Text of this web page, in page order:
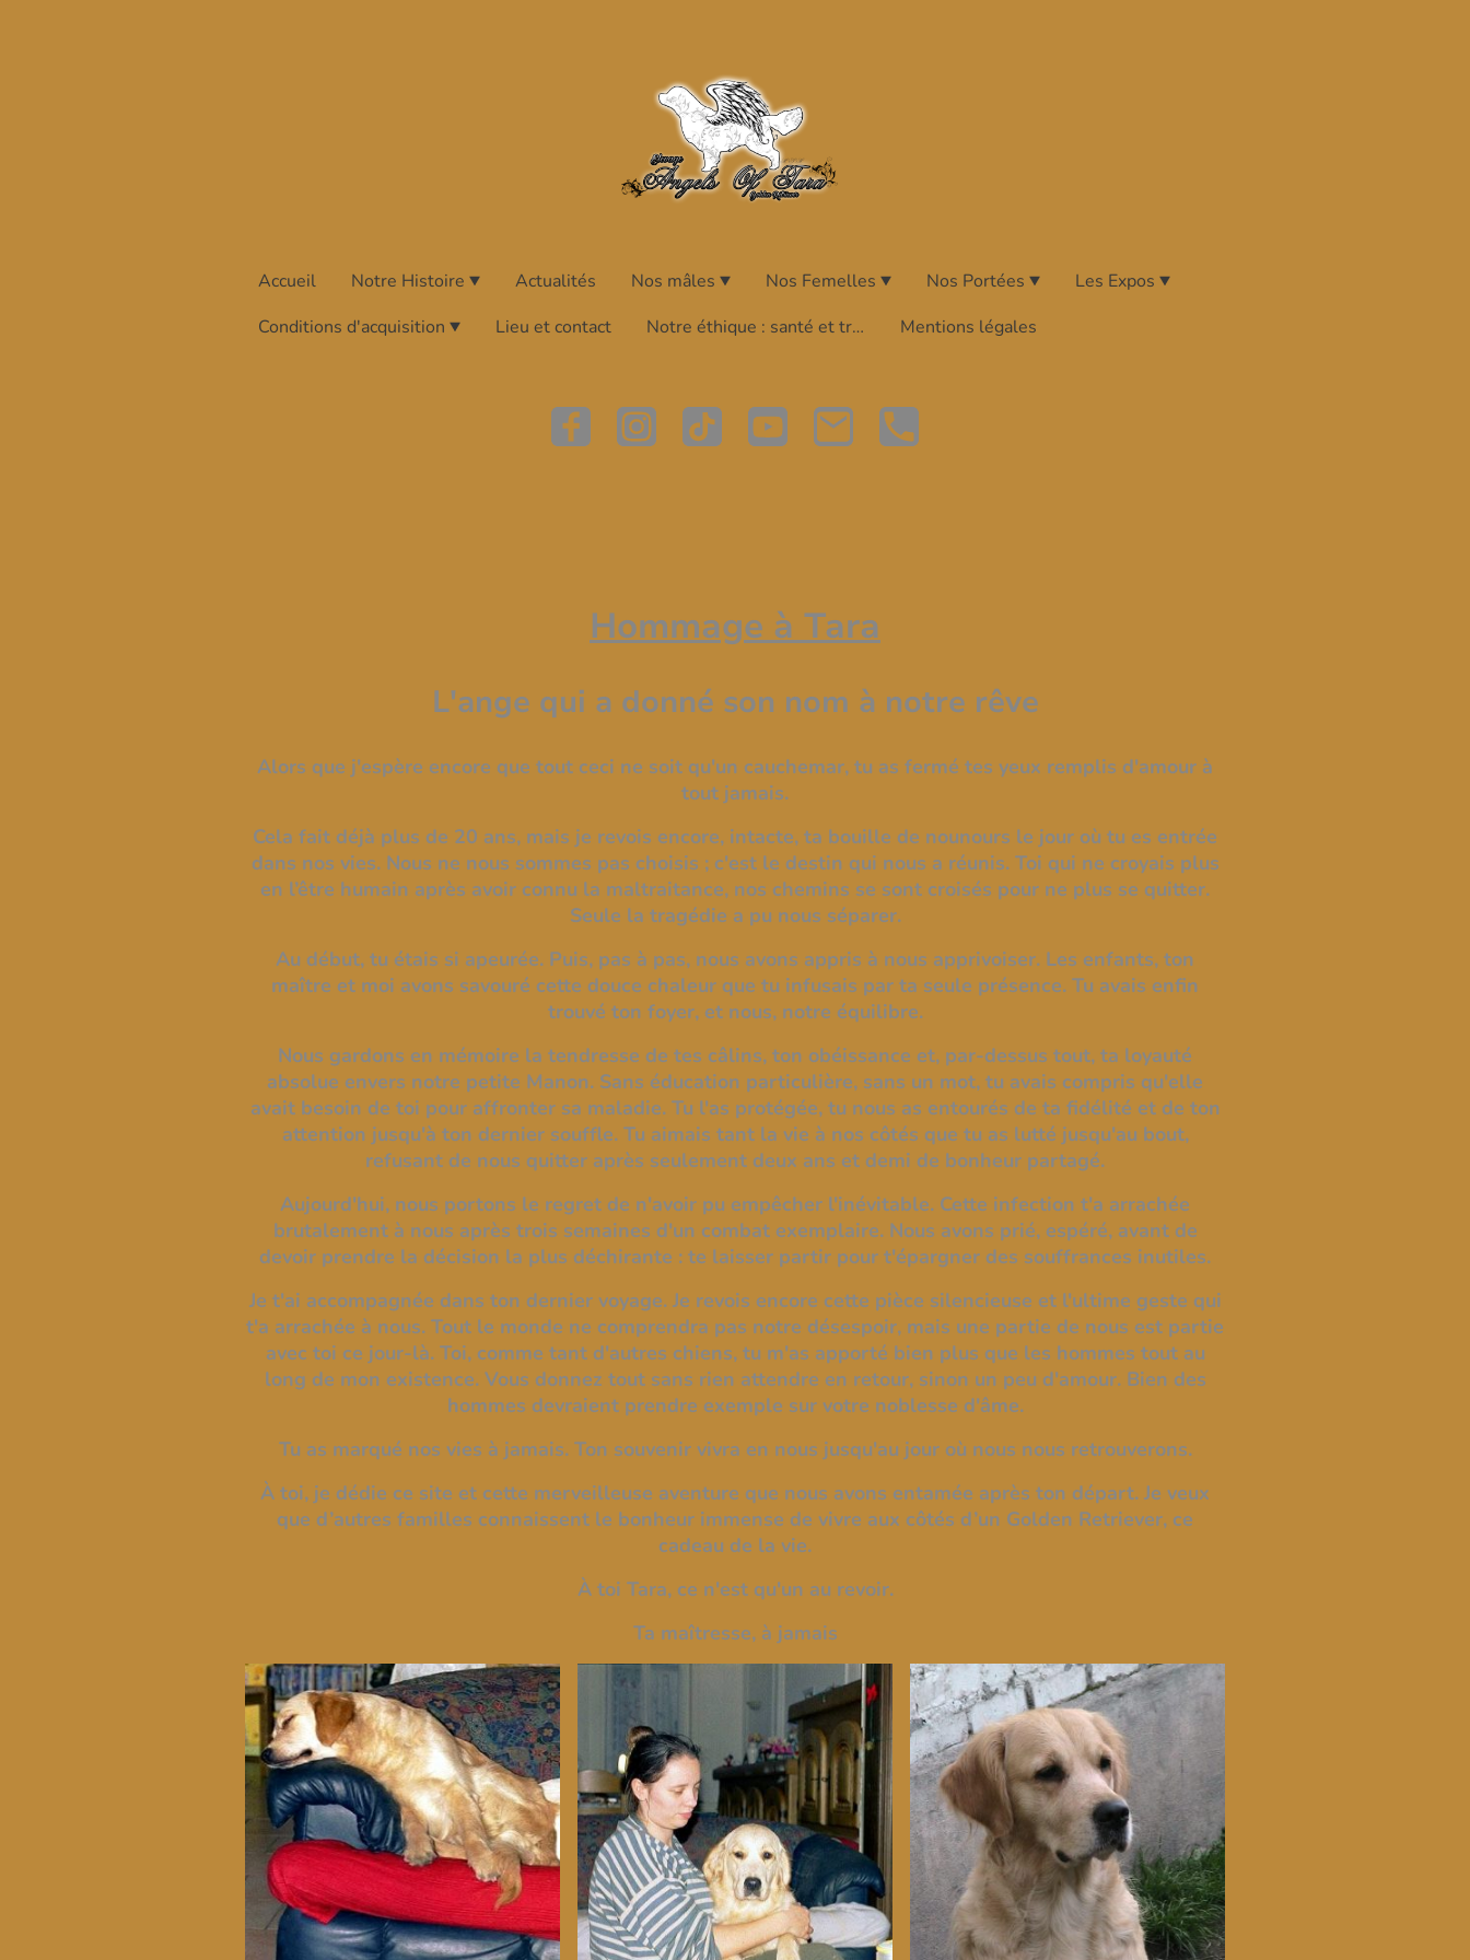
Accueil Notre Histoire Actualités Nos mâles Nos Femelles Nos Portées
Les Expos
Conditions d'acquisition
Lieu et contact Notre éthique : santé et transparence Mentions légales
Hommage à Tara
L'ange qui a donné son nom à notre rêve
Alors que j'espère encore que tout ceci ne soit qu'un cauchemar, tu as fermé tes yeux remplis d'amour à
tout jamais.
Cela fait déjà plus de 20 ans, mais je revois encore, intacte, ta bouille de nounours le jour où tu es entrée
dans nos vies. Nous ne nous sommes pas choisis ; c'est le destin qui nous a réunis. Toi qui ne croyais plus
en l’être humain après avoir connu la maltraitance, nos chemins se sont croisés pour ne plus se quitter.
Seule la tragédie a pu nous séparer.
Au début, tu étais si apeurée. Puis, pas à pas, nous avons appris à nous apprivoiser. Les enfants, ton
maître et moi avons savouré cette douce chaleur que tu infusais par ta seule présence. Tu avais enfin
trouvé ton foyer, et nous, notre équilibre.
Nous gardons en mémoire la tendresse de tes câlins, ton obéissance et, par-dessus tout, ta loyauté
absolue envers notre petite Manon. Sans éducation particulière, sans un mot, tu avais compris qu'elle
avait besoin de toi pour affronter sa maladie. Tu l'as protégée, tu nous as entourés de ta fidélité et de ton
attention jusqu'à ton dernier souffle. Tu aimais tant la vie à nos côtés que tu as lutté jusqu'au bout,
refusant de nous quitter après seulement deux ans et demi de bonheur partagé.
Aujourd'hui, nous portons le regret de n'avoir pu empêcher l'inévitable. Cette infection t'a arrachée
brutalement à nous après trois semaines d'un combat exemplaire. Nous avons prié, espéré, avant de
devoir prendre la décision la plus déchirante : te laisser partir pour t'épargner des souffrances inutiles.
Je t'ai accompagnée dans ton dernier voyage. Je revois encore cette pièce silencieuse et l'ultime geste qui
t'a arrachée à nous. Tout le monde ne comprendra pas notre désespoir, mais une partie de nous est partie
avec toi ce jour-là. Toi, comme tant d'autres chiens, tu m'as apporté bien plus que les hommes tout au
long de mon existence. Vous donnez tout sans rien attendre en retour, sinon un peu d'amour. Bien des
hommes devraient prendre exemple sur votre noblesse d'âme.
Tu as marqué nos vies à jamais. Ton souvenir vivra en nous jusqu'au jour où nous nous retrouverons.
À toi, je dédie ce site et cette merveilleuse aventure que nous avons entamée après ton départ. Je veux
que d’autres familles connaissent le bonheur immense de vivre aux côtés d’un Golden Retriever, ce
cadeau de la vie.
À toi Tara, ce n'est qu'un au revoir.
Ta maîtresse, à jamais